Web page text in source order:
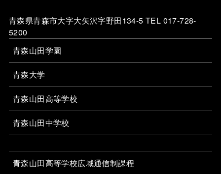
青森県青森市大字大矢沢字野田134-5 TEL 017-728-
5200
青森山田学園
青森大学
青森山田高等学校
青森山田中学校
青森山田高等学校広域通信制課程